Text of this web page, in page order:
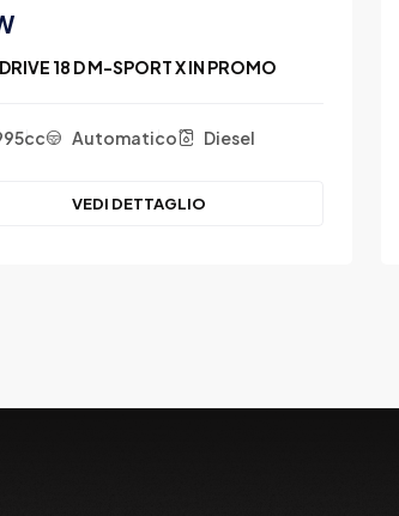
18 D M-SPORT X IN PROMO
Automatico Diesel
VEDI DETTAGLIO